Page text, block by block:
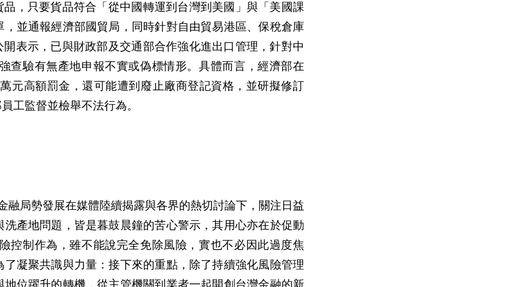
，只要貨品符合「從中國轉運到台灣到美國」與「美國課
並通報經濟部國貿局，同時針對自由貿易港區、保稅倉庫
表示，已與財政部及交通部合作強化進出口管理，針對中
查驗有無產地申報不實或偽標情形。具體而言，經濟部在
元高額罰金，還可能遭到廢止廠商登記資格，並研擬修訂
工監督並檢舉不法行為。
局勢發展在媒體陸續揭露與各界的熱切討論下，關注日益
產地問題，皆是暮鼓晨鐘的苦心警示，其用心亦在於促動
控制作為，雖不能說完全免除風險，實也不必因此過度焦
凝聚共識與力量：接下來的重點，除了持續強化風險管理
位躍升的轉機，從主管機關到業者一起開創台灣金融的新